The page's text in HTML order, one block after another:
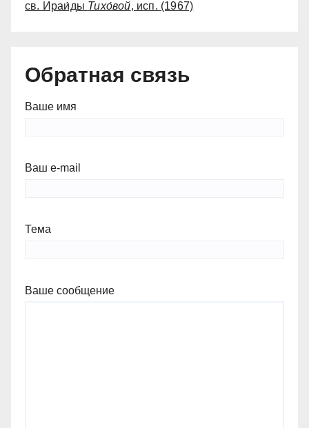
св. Ираи́ды Тихо́вой, исп. (1967)
Обратная связь
Ваше имя
Ваш e-mail
Тема
Ваше сообщение